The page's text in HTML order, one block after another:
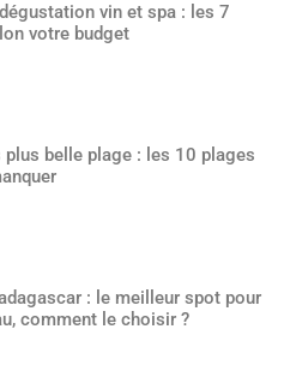
vin et spa : les 7
votre budget
plus belle plage : les 10 plages
: le meilleur spot pour
comment le choisir ?